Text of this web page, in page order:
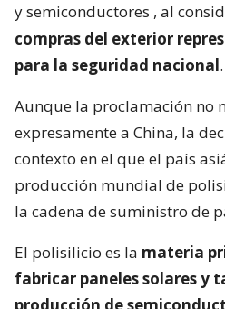
y semiconductores , al
compras del exterior
para la seguridad nacional.
Aunque la proclamación no
expresamente a China, la
contexto en el que el país
producción mundial de
la cadena de suministro de
El polisilicio es la materia
fabricar paneles solares y